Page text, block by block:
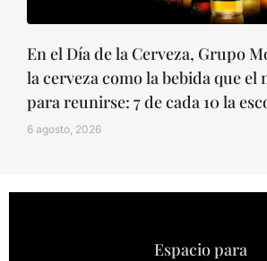
En el Día de la Cerveza, Grupo
la cerveza como la bebida que el
para reunirse: 7 de cada 10 la
6 agosto, 2026
Espacio para